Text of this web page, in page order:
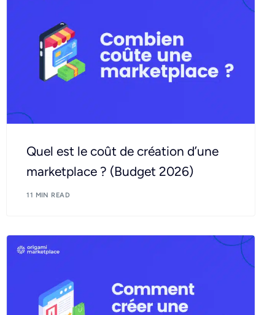
Quel est le coût de création d’une
marketplace ? (Budget 2026)
11 MIN READ